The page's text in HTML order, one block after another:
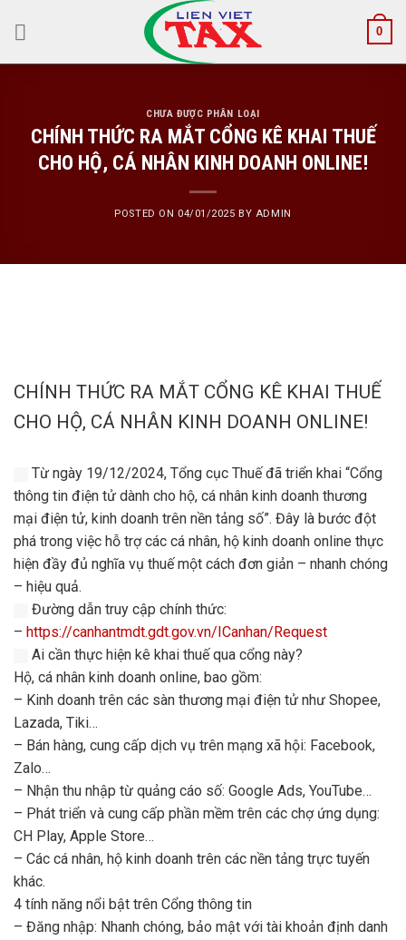
0
CHƯA ĐƯỢC PHÂN LOẠI
CHÍNH THỨC RA MẮT CỔNG KÊ KHAI THUẾ
CHO HỘ, CÁ NHÂN KINH DOANH ONLINE!
POSTED ON 04/01/2025 BY ADMIN
CHÍNH THỨC RA MẮT CỔNG KÊ KHAI THUẾ
CHO HỘ, CÁ NHÂN KINH DOANH ONLINE!
Từ ngày 19/12/2024, Tổng cục Thuế đã triển khai “Cổng
thông tin điện tử dành cho hộ, cá nhân kinh doanh thương
mại điện tử, kinh doanh trên nền tảng số”. Đây là bước đột
phá trong việc hỗ trợ các cá nhân, hộ kinh doanh online thực
hiện đầy đủ nghĩa vụ thuế một cách đơn giản – nhanh chóng
– hiệu quả.
Đường dẫn truy cập chính thức:
– https://canhantmdt.gdt.gov.vn/ICanhan/Request
Ai cần thực hiện kê khai thuế qua cổng này?
Hộ, cá nhân kinh doanh online, bao gồm:
– Kinh doanh trên các sàn thương mại điện tử như Shopee,
Lazada, Tiki…
– Bán hàng, cung cấp dịch vụ trên mạng xã hội: Facebook,
Zalo…
– Nhận thu nhập từ quảng cáo số: Google Ads, YouTube…
– Phát triển và cung cấp phần mềm trên các chợ ứng dụng:
CH Play, Apple Store…
– Các cá nhân, hộ kinh doanh trên các nền tảng trực tuyến
khác.
4 tính năng nổi bật trên Cổng thông tin
– Đăng nhập: Nhanh chóng, bảo mật với tài khoản định danh